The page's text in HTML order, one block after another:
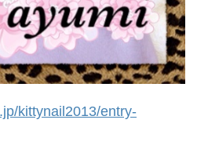
kittynail2013/entry-